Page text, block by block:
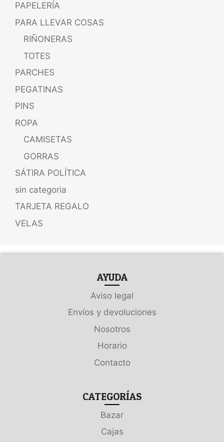
PAPELERÍA
PARA LLEVAR COSAS
RIÑONERAS
TOTES
PARCHES
PEGATINAS
PINS
ROPA
CAMISETAS
GORRAS
SÁTIRA POLÍTICA
sin categoria
TARJETA REGALO
VELAS
AYUDA
Aviso legal
Envíos y devoluciones
Nosotros
Horario
Contacto
CATEGORÍAS
Bazar
Cajas